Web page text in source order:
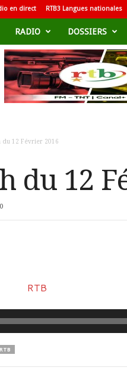
en direct RTB3 Langues nationales
RADIO DOSSIERS
du 12 Février 2016
du 12
0
RTB